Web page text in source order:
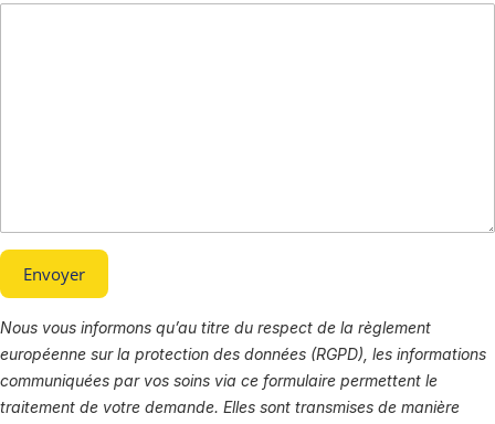
Nous vous informons qu’au titre du respect de la règlement
européenne sur la protection des données (RGPD), les informations
communiquées par vos soins via ce formulaire permettent le
traitement de votre demande. Elles sont transmises de manière